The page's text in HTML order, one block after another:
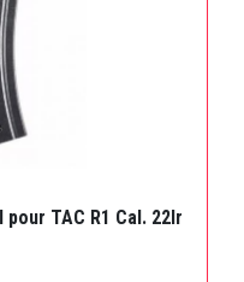
pour TAC R1 Cal. 22lr